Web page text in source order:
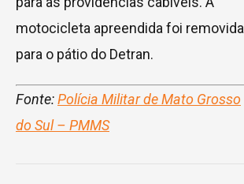
motocicleta apreendida foi removida
para o pátio do Detran.
Fonte:Polícia Militar de Mato Grosso
do Sul – PMMS